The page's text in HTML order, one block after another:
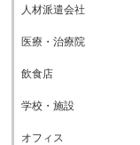
人材派遣会社
医療・治療院
飲食店
学校・施設
オフィス